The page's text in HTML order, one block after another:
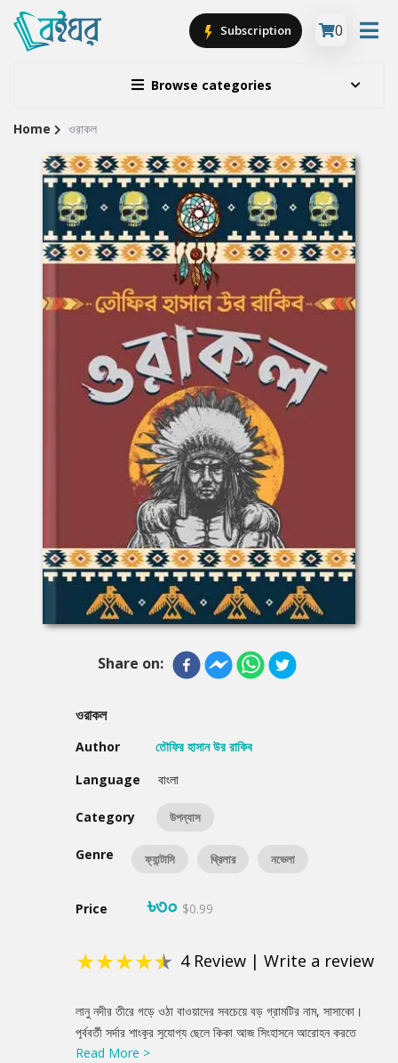
Browse categories
Subscription 0
Site
Breadcrumb
Home ওরাকল
Share on:
ওরাকল
Author
তৌফির হাসান উর রাকিব
Language
বাংলা
Category উপন্যাস
Genre ফ্যান্টাসি থ্রিলার নভেলা
Price ৳৩০ $0.99
★★★★★ 4Review | Write a review
Product
Summery
লানু নদীর তীরে গড়ে ওঠা বাওয়াদের সবচেয়ে বড় গ্রামটির নাম, সাসাকো।
পূর্ববর্তী সর্দার শাংকুর সুযোগ্য ছেলে কিকা আজ সিংহাসনে আরোহন করতে
চলেছে। কিন্তু কুফলু পাখির পালকে তৈরি মুকুট পরে তার অভিষেকের ঠিক
Read More >